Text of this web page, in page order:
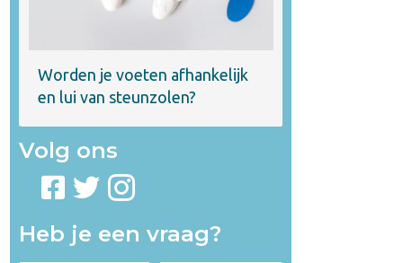
Worden je voeten afhankelijk
en lui van steunzolen?
Volg ons
Heb je een vraag?